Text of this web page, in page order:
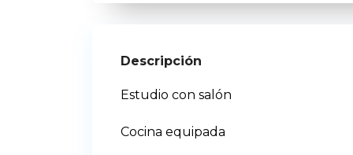
Descripción
Estudio con salón
Cocina equipada